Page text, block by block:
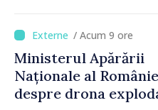
orășenesc a aprobat
finală
/ Acum 9 ore
Ministerul Apărării
Naționale al
despre drona